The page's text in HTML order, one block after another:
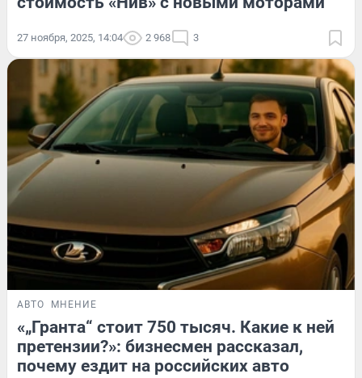
27 ноября, 2025, 14:04 2 968 3
АВТО МНЕНИЕ
«„Гранта“ стоит 750 тысяч. Какие к ней
претензии?»: бизнесмен рассказал,
почему ездит на российских авто